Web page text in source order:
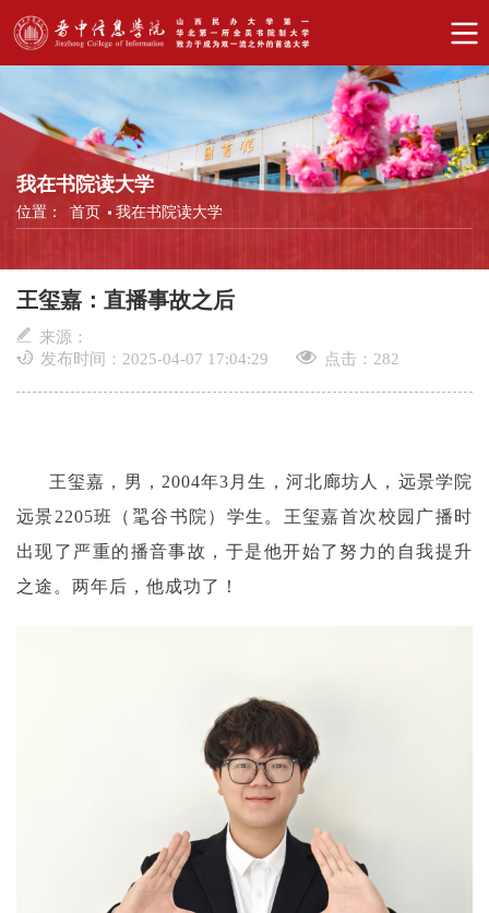
我在书院读大学
位置： 首页 我在书院读大学
王玺嘉：直播事故之后
来源：
发布时间：2025-04-07 17:04:29
点击： 282
王玺嘉，男， 2004年3月生，河北廊坊人，远景学院
远景2205班（毣谷书院）学生。王玺嘉首次校园广播时
出现了严重的播音事故，于是他开始了努力的自我提升
之途。两年后，他成功了！